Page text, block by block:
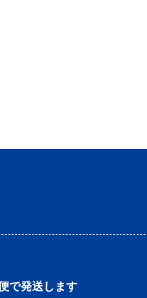
で発送します